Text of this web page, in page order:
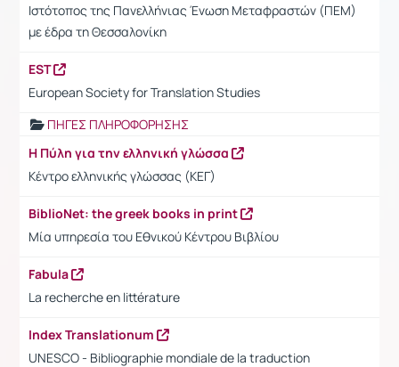
Ιστότοπος της Πανελλήνιας Ένωση Μεταφραστών (ΠΕΜ)
με έδρα τη Θεσσαλονίκη
EST
European Society for Translation Studies
ΠΗΓΕΣ ΠΛΗΡΟΦΟΡΗΣΗΣ
Η Πύλη για την ελληνική γλώσσα
Κέντρο ελληνικής γλώσσας (ΚΕΓ)
BiblioNet: the greek books in print
Μία υπηρεσία του Εθνικού Κέντρου Βιβλίου
Fabula
La recherche en littérature
Index Translationum
UNESCO - Bibliographie mondiale de la traduction